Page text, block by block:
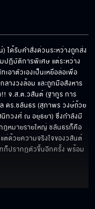
ด้รับคำสั่งด่วนระหว่างถูกส่ง
ปฏิบัติการพิเศษ แต่ระหว่าง
อาตัวเองเป็นเหยื่อล่อเพื่อ
างวงล้อม และถูกมือสังหาร
จ.ส.ต.วสันต์ (ฐากูร การ
ดร.ชลันธร (สุภาพร วงษ์ถ้วย
ทวงศ์ ณ อยุธยา) ซึ่งกำลังมี
ฎหมายรายใหญ่ ชลันธรก็คือ
ต่ด้วยความจริงใจของวสันต์
ก็ปรากฏตัวขึ้นอีกครั้ง พร้อม